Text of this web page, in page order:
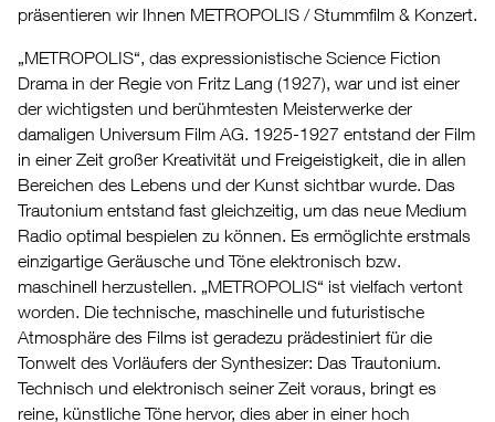
präsentieren wir Ihnen METROPOLIS / Stummfilm & Konzert.
„METROPOLIS“, das expressionistische Science Fiction
Drama in der Regie von Fritz Lang (1927), war und ist einer
der wichtigsten und berühmtesten Meisterwerke der
damaligen Universum Film AG. 1925-1927 entstand der Film
in einer Zeit großer Kreativität und Freigeistigkeit, die in allen
Bereichen des Lebens und der Kunst sichtbar wurde. Das
Trautonium entstand fast gleichzeitig, um das neue Medium
Radio optimal bespielen zu können. Es ermöglichte erstmals
einzigartige Geräusche und Töne elektronisch bzw.
maschinell herzustellen. „METROPOLIS“ ist vielfach vertont
worden. Die technische, maschinelle und futuristische
Atmosphäre des Films ist geradezu prädestiniert für die
Tonwelt des Vorläufers der Synthesizer: Das Trautonium.
Technisch und elektronisch seiner Zeit voraus, bringt es
reine, künstliche Töne hervor, dies aber in einer hoch